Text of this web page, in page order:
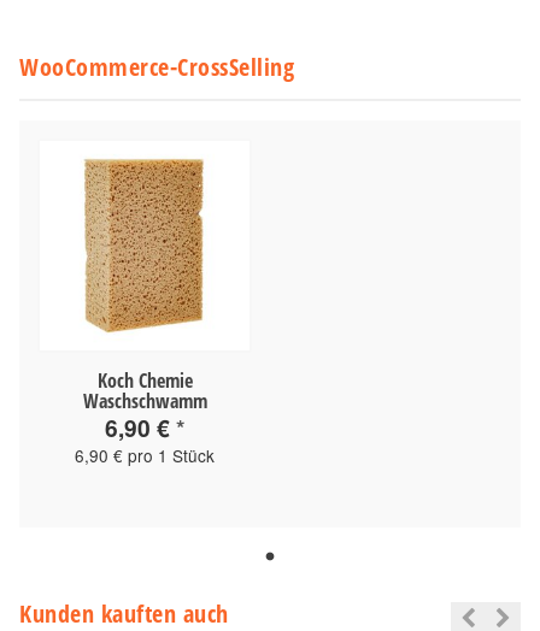
WooCommerce-CrossSelling
Koch Chemie
Waschschwamm
6,90 €*
6,90 € pro 1 Stück
Kunden kauften auch